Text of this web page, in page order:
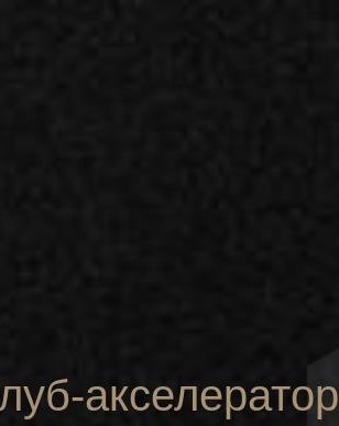
акселератор